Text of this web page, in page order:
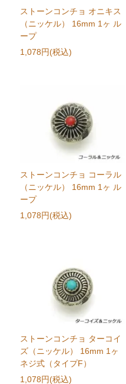
ストーンコンチョ オニキス
（ニッケル） 16mm 1ヶ ル
ープ
1,078円(税込)
ストーンコンチョ コーラル
（ニッケル） 16mm 1ヶ ル
ープ
1,078円(税込)
ストーンコンチョ ターコイ
ズ（ニッケル） 16mm 1ヶ
ネジ式（タイプF）
1,078円(税込)